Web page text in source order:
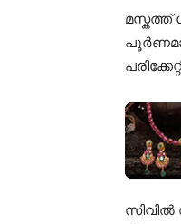
മസ്കത്ത്​